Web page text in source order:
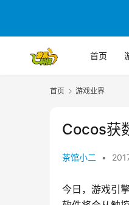
首页
首页 游戏业界
Cocos获
茶馆小二 •
今日，游戏引